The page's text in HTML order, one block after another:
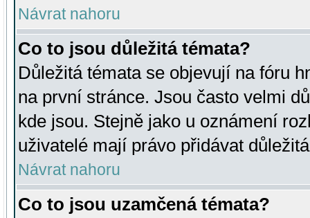
Návrat nahoru
Co to jsou důležitá témata?
Důležitá témata se objevují na fóru
na první stránce. Jsou často velmi
kde jsou. Stejně jako u oznámení
uživatelé mají právo přidávat
Návrat nahoru
Co to jsou uzamčená témata?